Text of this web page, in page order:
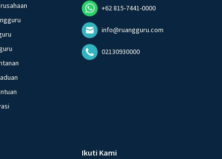
+62 815-7441-0000
info@ruangguru.com
02130930000
Ikuti Kami